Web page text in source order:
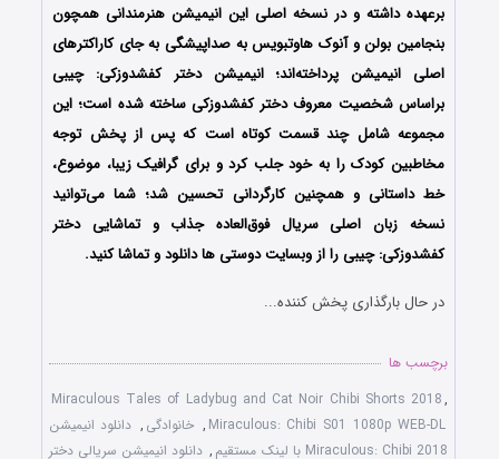
برعهده داشته و در نسخه اصلی این انیمیشن هنرمندانی همچون
بنجامین بولن و آنوک هاوتبویس به صداپیشگی به جای کاراکترهای
اصلی انیمیشن پرداخته‌اند؛ انیمیشن دختر کفشدوزکی: چیبی
براساس شخصیت معروف دختر کفشدوزکی ساخته شده است؛ این
مجموعه شامل چند قسمت کوتاه است که پس از پخش توجه
مخاطبین کودک را به خود جلب کرد و برای گرافیک زیبا، موضوع،
خط داستانی و همچنین کارگردانی تحسین شد؛ شما می‌توانید
نسخه زبان اصلی سریال فوق‌العاده جذاب و تماشایی دختر
کفشدوزکی: چیبی را از وبسایت دوستی ها دانلود و تماشا کنید.
در حال بارگذاری پخش کننده...
برچسب ها
Miraculous Tales of Ladybug and Cat Noir Chibi Shorts 2018,
Miraculous: Chibi S01 1080p WEB-DL
, خانوادگی , دانلود انیمیشن
Miraculous: Chibi 2018 با لینک مستقیم
, دانلود انیمیشن سریالی دختر